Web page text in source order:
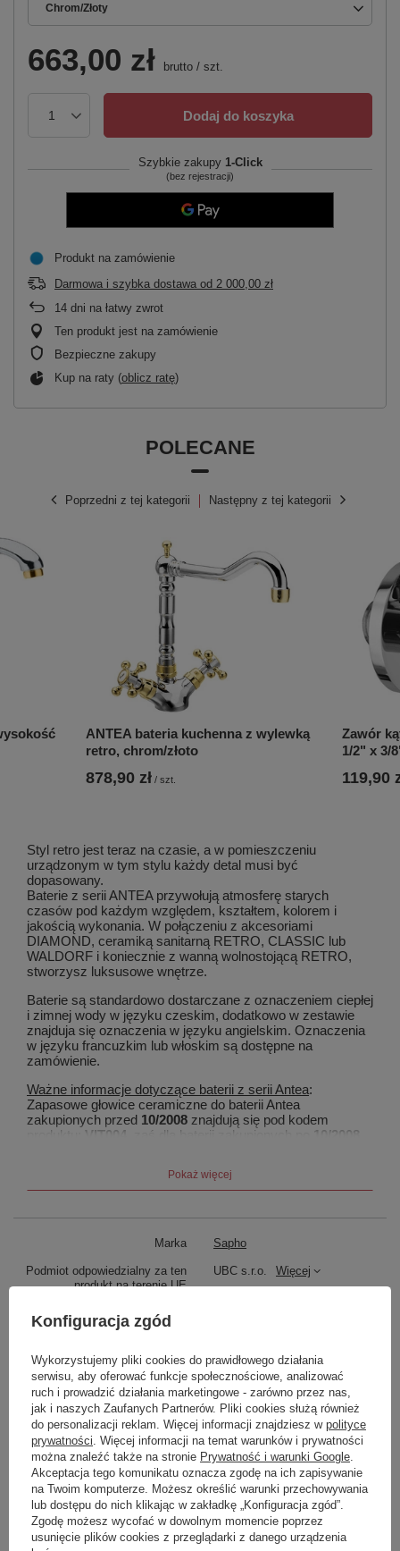
Chrom/Złoty
663,00 zł brutto / szt.
Dodaj do koszyka
Szybkie zakupy 1-Click
(bez rejestracji)
Produkt na zamówienie
Darmowa i szybka dostawa od 2 000,00 zł
14 dni na łatwy zwrot
Ten produkt jest na zamówienie
Bezpieczne zakupy
Kup na raty (oblicz ratę)
POLECANE
Poprzedni z tej kategorii
ANTEA bateria kuchenna z wylewką
retro, chrom/złoto
878,90 zł / szt.
Zawór
1/2" x 3/
119,90
Następny z tej kategorii
Styl retro jest teraz na czasie, a w pomieszczeniu
urządzonym w tym stylu każdy detal musi być
dopasowany.
Baterie z serii ANTEA przywołują atmosferę starych
czasów pod każdym względem, kształtem, kolorem i
jakością wykonania. W połączeniu z akcesoriami
DIAMOND, ceramiką sanitarną RETRO, CLASSIC lub
WALDORF i koniecznie z wanną wolnostojącą RETRO,
stworzysz luksusowe wnętrze.
Baterie są standardowo dostarczane z oznaczeniem ciepłej
i zimnej wody w języku czeskim, dodatkowo w zestawie
znajduja się oznaczenia w języku angielskim. Oznaczenia
w języku francuzkim lub włoskim są dostępne na
zamówienie.
Ważne informacje dotyczące baterii z serii Antea:
Zapasowe głowice ceramiczne do baterii Antea
zakupionych przed 10/2008 znajdują się pod kodem
produktu: VIT004 , zaś dla baterii zakupionych po
10/2008
Wystarczy obrót o 90 stopni, aby otworzyć zawór
Pokaż więcej
Marka Sapho
Podmiot odpowiedzialny za ten
produkt na terenie UE
UBC s.r.o. Więcej
Symbol
Produkt na zamówienie czas
oczekiwania na dostawę z
produkcji (dni):
70
Gwarancja w miesiącach 72
kolor Chrom/Złoty
Zobacz również
Poprzedni z tej kategorii Następny z tej kategorii
Konfiguracja zgód
Wykorzystujemy pliki cookies do prawidłowego działania
serwisu, aby oferować funkcje społecznościowe, analizować
ruch i prowadzić działania marketingowe - zarówno przez nas,
jak i naszych Zaufanych Partnerów. Pliki cookies służą również
do personalizacji reklam. Więcej informacji znajdziesz w polityce
prywatności . Więcej informacji na temat warunków i prywatności
można znaleźć także na stronie Prywatność i warunki Google
Akceptacja tego komunikatu oznacza zgodę na ich zapisywanie
na Twoim komputerze. Możesz określić warunki przechowywania
lub dostępu do nich klikając w zakładkę „Konfiguracja zgód”.
Zgodę możesz wycofać w dowolnym momencie poprzez
usunięcie plików cookies z przeglądarki z danego urządzenia